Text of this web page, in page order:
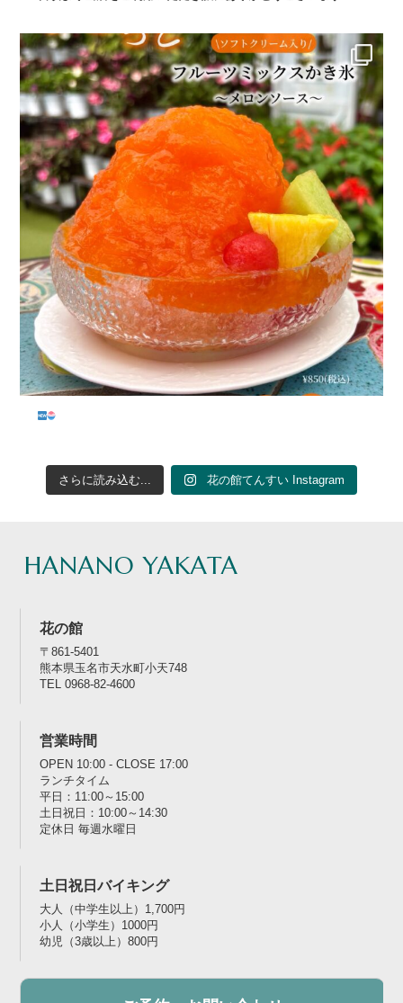
さらに読み込む... 花の館てんすい Instagram
HANANO YAKATA
花の館
〒861-5401
熊本県玉名市天水町小天748
TEL 0968-82-4600
営業時間
OPEN 10:00 - CLOSE 17:00
ランチタイム
平日：11:00～15:00
土日祝日：10:00～14:30
定休日 毎週水曜日
土日祝日バイキング
大人（中学生以上）1,700円
小人（小学生）1000円
幼児（3歳以上）800円